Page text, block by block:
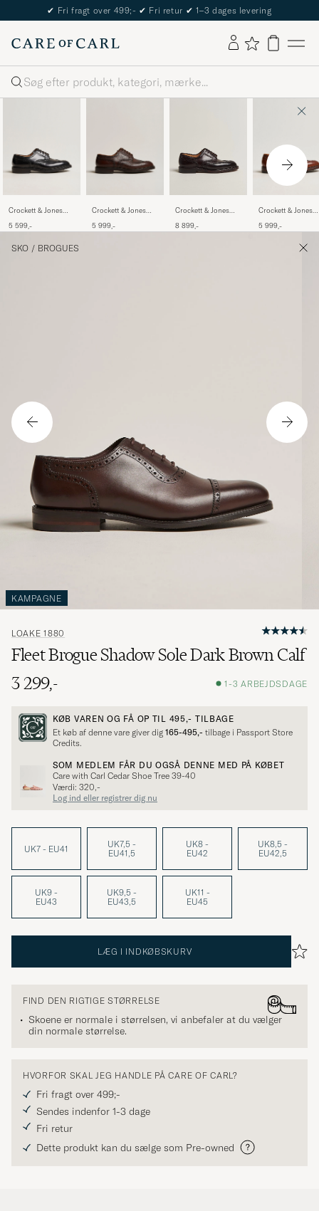
The Care of Carl Passport
Søg
Crockett & Jones
Black Calf
5 599,-
Crockett & Jones
Dark Brown Grained
5 999,-
Crockett & Jones
Shell Cordovan
8 899,-
Crockett & Jones
Tan Grained Calf
5 999,-
SKO / BROGUES
KAMPAGNE
LOAKE 1880
Fleet Brogue Shadow Sole Dark Brown Calf
3 299,-
1-3 ARBEJDSDAGE
KØB VAREN OG FÅ OP TIL 495,- TILBAGE
Et køb af denne vare giver dig 165-495,- tilbage i Passport Store
Credits.
SOM MEDLEM FÅR DU OGSÅ DENNE MED PÅ KØBET
Care with Carl Cedar Shoe Tree 39-40
Værdi: 320,-
Log ind eller registrer dig nu
UK7 - EU41
UK7,5 -
EU41,5
UK8 -
EU42
UK8,5 -
EU42,5
UK9 -
EU43
UK9,5 -
EU43,5
UK11 -
EU45
LÆG I INDKØBSKURV
FIND DEN RIGTIGE STØRRELSE
Skoene er normale i størrelsen, vi anbefaler at du vælger
din normale størrelse.
HVORFOR SKAL JEG HANDLE PÅ CARE OF CARL?
Fri fragt over 499;-
Sendes indenfor 1-3 dage
Fri retur
Dette produkt kan du sælge som Pre-owned